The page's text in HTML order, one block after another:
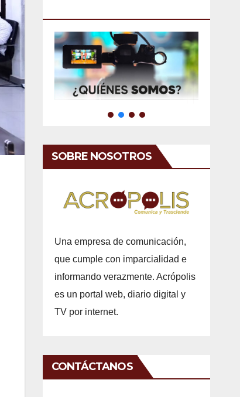
SOBRE NOSOTROS
Una empresa de comunicación,
que cumple con imparcialidad e
informando verazmente. Acrópolis
es un portal web, diario digital y
TV por internet.
CONTÁCTANOS